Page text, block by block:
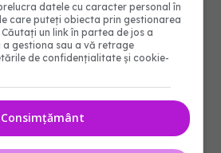
datele cu caracter personal în
care puteți obiecta prin gestionarea
un link în partea de jos a
gestiona sau a vă retrage
de confidențialitate și cookie-
Consimțământ